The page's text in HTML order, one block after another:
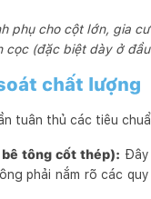
phụ cho cột lớn, gia
cọc (đặc biệt dày ở
chất lượng
tuân thủ các tiêu
tông cốt thép): Đây
phải nắm rõ các